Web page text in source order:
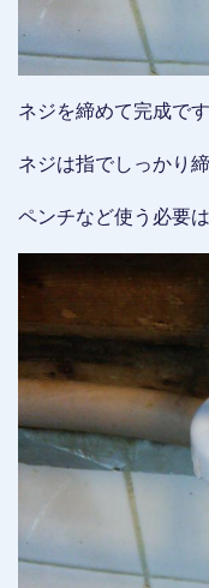
ネジを締めて完成です
ネジは指でしっかり
ペンチなど使う必要